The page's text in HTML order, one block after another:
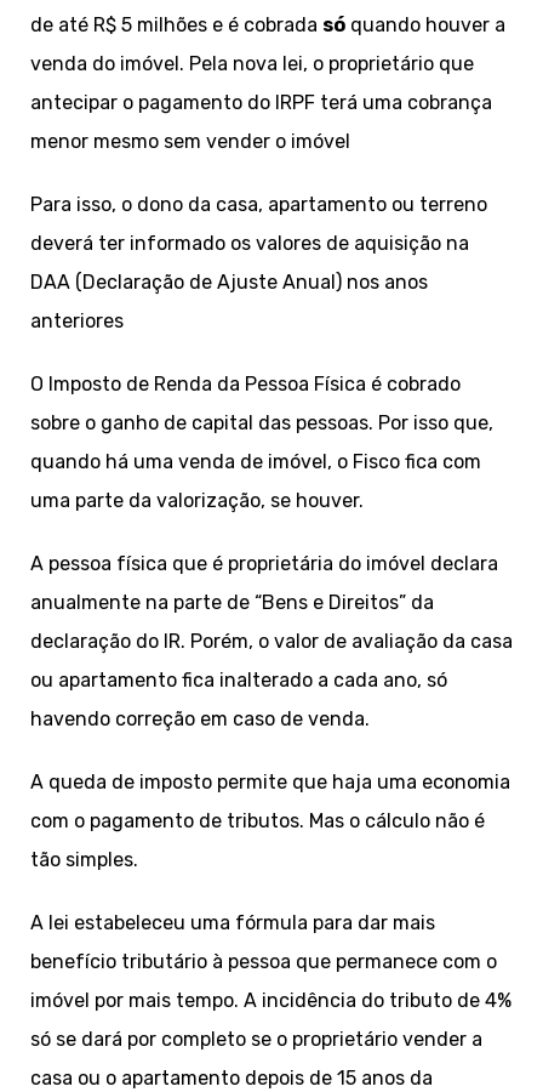
de até R$ 5 milhões e é cobrada só quando houver a
venda do imóvel. Pela nova lei, o proprietário que
antecipar o pagamento do IRPF terá uma cobrança
menor mesmo sem vender o imóvel
Para isso, o dono da casa, apartamento ou terreno
deverá ter informado os valores de aquisição na
DAA (Declaração de Ajuste Anual) nos anos
anteriores
O Imposto de Renda da Pessoa Física é cobrado
sobre o ganho de capital das pessoas. Por isso que,
quando há uma venda de imóvel, o Fisco fica com
uma parte da valorização, se houver.
A pessoa física que é proprietária do imóvel declara
anualmente na parte de “Bens e Direitos” da
declaração do IR. Porém, o valor de avaliação da casa
ou apartamento fica inalterado a cada ano, só
havendo correção em caso de venda.
A queda de imposto permite que haja uma economia
com o pagamento de tributos. Mas o cálculo não é
tão simples.
A lei estabeleceu uma fórmula para dar mais
benefício tributário à pessoa que permanece com o
imóvel por mais tempo. A incidência do tributo de 4%
só se dará por completo se o proprietário vender a
casa ou o apartamento depois de 15 anos da